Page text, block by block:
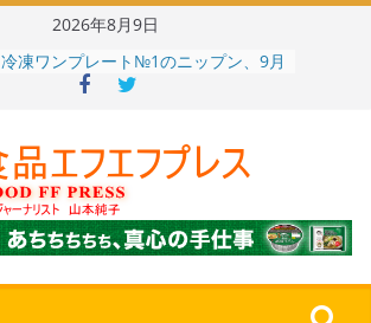
2026年8月9日
冷凍ワンプレート№1のニップン、9月
から新ブランド『ニップン、彩りごは
ストアで作者にご挨拶、新作”れいと
うこ～こ～”を知る
「CHEESE WONDER」5周年～夏に限
定さわやかフレーバー「CHEESE
WONDER YELLOW」復刻発売中